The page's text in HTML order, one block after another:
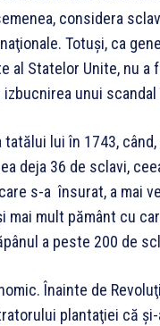
considera
Totuşi, ca
al Statelor Unite, nu a
unui
lui în 1743, când,
deja 36 de sclavi,
s-a însurat, a mai
mult pământ cu
a peste 200 de
Înainte de
plantaţiei că